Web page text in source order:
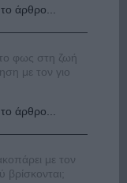
άρθρο...
φως στη ζωή
με τον γιο
άρθρο...
με τον